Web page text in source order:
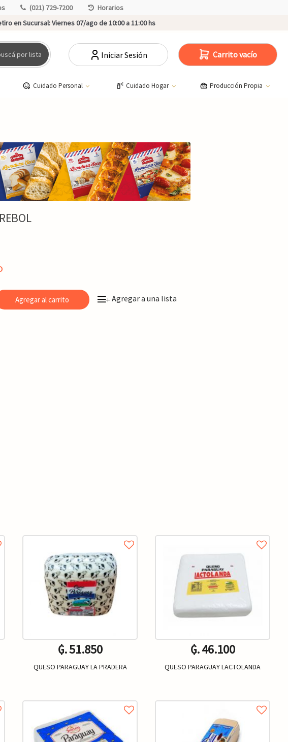
(021) 729-7200
Horarios
en Sucursal:Viernes 07/ago de 10:00 a 11:00 hs
por lista Iniciar Sesión Carrito vacío
Cuidado Personal Cuidado Hogar Producción Propia
Agregar al carrito +Agregar a una lista
₲. 51.850
QUESO PARAGUAY LA PRADERA
₲. 46.100
QUESO PARAGUAY LACTOLANDA